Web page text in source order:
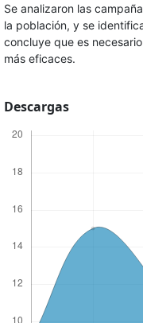
Se analizaron las
la población, y se
concluye que es
más eficaces.
Descargas